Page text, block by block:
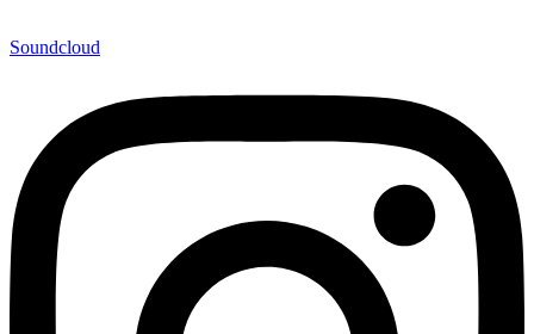
Soundcloud